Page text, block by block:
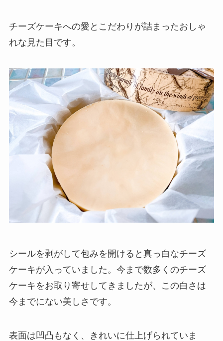
チーズケーキへの愛とこだわりが詰まったおしゃ
れな見た目です。
シールを剥がして包みを開けると真っ白なチーズ
ケーキが入っていました。今まで数多くのチーズ
ケーキをお取り寄せしてきましたが、この白さは
今までにない美しさです。
表面は凹凸もなく、きれいに仕上げられていま